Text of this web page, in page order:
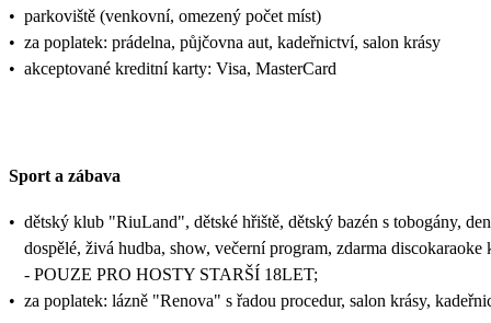
• parkoviště (venkovní, omezený počet míst)
• za poplatek: prádelna, půjčovna aut, kadeřnictví, salon krásy
• akceptované kreditní karty: Visa, MasterCard
Sport a zábava
• dětský klub "RiuLand", dětské hřiště, dětský bazén s tobogány,
dospělé, živá hudba, show, večerní program, zdarma
- POUZE PRO HOSTY STARŠÍ 18LET;
• za poplatek: lázně "Renova" s řadou procedur, salon krásy,